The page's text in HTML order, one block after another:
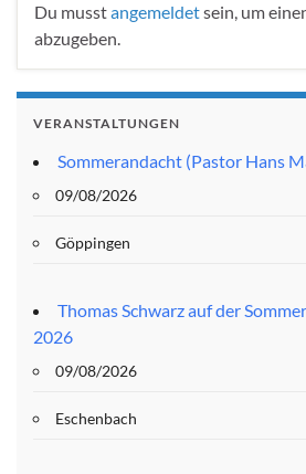
Du musstangemeldetsein, um
abzugeben.
VERANSTALTUNGEN
Sommerandacht (Pastor Hans
09/08/2026
Göppingen
Thomas Schwarz auf der
2026
09/08/2026
Eschenbach